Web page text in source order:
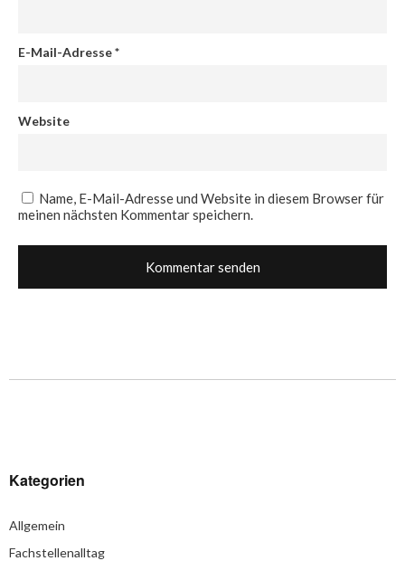
E-Mail-Adresse*
Website
Name, E-Mail-Adresse und Website in diesem Browser für
meinen nächsten Kommentar speichern.
Kategorien
Allgemein
Fachstellenalltag